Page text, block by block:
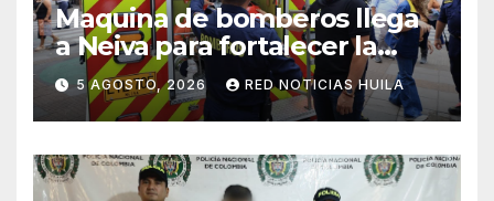
Maquina de bomberos llega
a Neiva para fortalecer la
asistencia en las
emergencias ocasionadas
por el fenómeno del niño
5 AGOSTO, 2026 RED NOTICIAS HUILA